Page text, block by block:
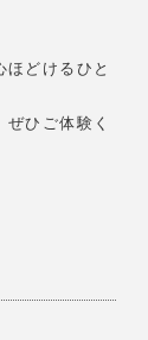
どけるひと
ひご体験く